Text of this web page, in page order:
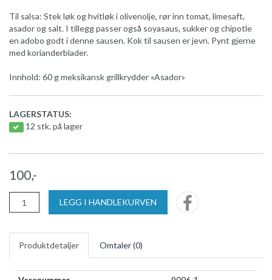
Til salsa: Stek løk og hvitløk i olivenolje, rør inn tomat, limesaft,
asador og salt. I tillegg passer også soyasaus, sukker og chipotle
en adobo godt i denne sausen. Kok til sausen er jevn. Pynt gjerne
med korianderblader.
Innhold: 60 g meksikansk grillkrydder «Asador»
LAGERSTATUS:
12 stk. på lager
100,-
LEGG I HANDLEKURVEN
Produktdetaljer Omtaler (0)